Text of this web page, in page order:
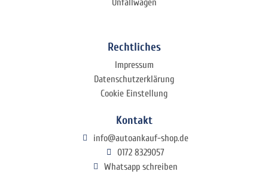
Unfallwagen
Rechtliches
Impressum
Datenschutzerklärung
Cookie Einstellung
Kontakt
info@autoankauf-shop.de
0172 8329057
Whatsapp schreiben